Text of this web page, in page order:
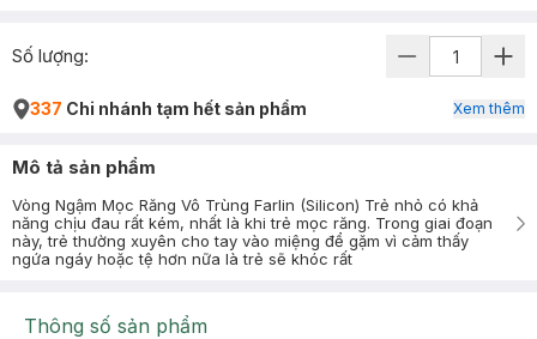
Số lượng:
337 Chi nhánh tạm hết sản phẩm Xem thêm
Mô tả sản phẩm
Vòng Ngậm Mọc Răng Vô Trùng Farlin (Silicon) Trẻ nhỏ có khả
năng chịu đau rất kém, nhất là khi trẻ mọc răng. Trong giai đoạn
này, trẻ thường xuyên cho tay vào miệng để gặm vì cảm thấy
ngứa ngáy hoặc tệ hơn nữa là trẻ sẽ khóc rất
Thông số sản phẩm